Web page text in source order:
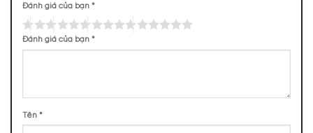
Mùi hương của Atelier Bois Sikar
NHỮNG NOTE HƯƠNG THEO CẢM NHẬN
139 (21,16%) 135 (20,55%) 115 (17,50%) 113 (17,20%)
Đánh giá của bạn *
Đánh giá của bạn *
Tên *